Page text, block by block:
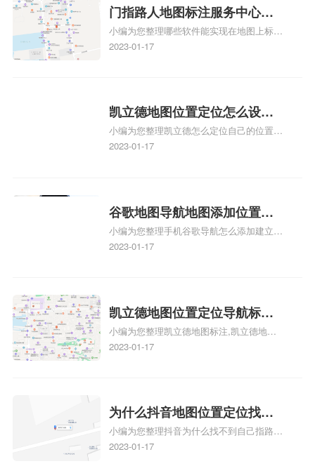
关地图标注知识，详情可查看下方正文！
门指路人地图标注服务中心地
图位置地址标记？门指路人地
图标注服务中心苹果地图位置
小编为您整理哪些软件能实现在地图上标记
门指路人地图标注服务中心位置、门指路人
门指路人地图标注服务中心地址标注上地图
怎么弄相关地图标注知识，详情可查看下方
正文！
2023-01-17
凯立德地图位置定位怎么设置
自己的指路人地图标注服务中
心名？凯立德地图位置定位怎
小编为您整理凯立德怎么定位自己的位置
啊、手机凯立德地图定位怎么设置往上走、
地图标注服务中心铺招牌相关地图标注知
识，详情可查看下方正文！
2023-01-17
谷歌地图导航地图添加位置？
添加谷歌地图导航位置？
小编为您整理手机谷歌导航怎么添加建立多
人位置、如何在地图，谷歌地图添加公司位
2023-01-17
凯立德地图位置定位导航标
注？凯立德地图位置定位,导航,
标注？
小编为您整理凯立德地图标注,凯立德地图
标注怎么做啊、凯立德地图标注,凯立德地
相关地图标注知识，详情可查看下方正文！
2023-01-17
为什么抖音地图位置定位找不
到了？抖音为什么找不到当前
定位了？
小编为您整理抖音为什么找不到自己指路人
地图标注服务中心铺的位置、地图位置更新
2023-01-17